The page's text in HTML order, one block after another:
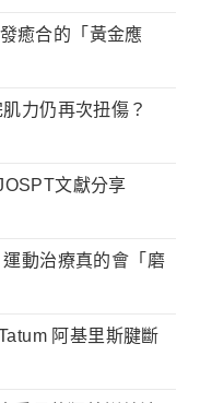
癒合的「黃金應
力仍再次扭傷？
文獻分享
動治療真的會「磨
阿基里斯腱斷